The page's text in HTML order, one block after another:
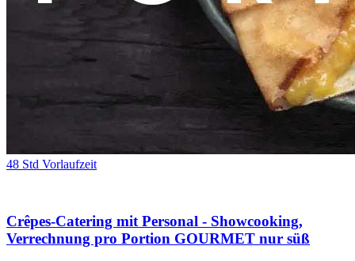
48 Std Vorlaufzeit
Crêpes-Catering mit Personal - Showcooking,
Verrechnung pro Portion GOURMET nur süß